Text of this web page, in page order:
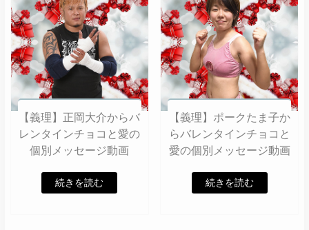
【義理】正岡大介からバ
レンタインチョコと愛の
個別メッセージ動画
続きを読む
【義理】ポークたま子か
らバレンタインチョコと
愛の個別メッセージ動画
続きを読む